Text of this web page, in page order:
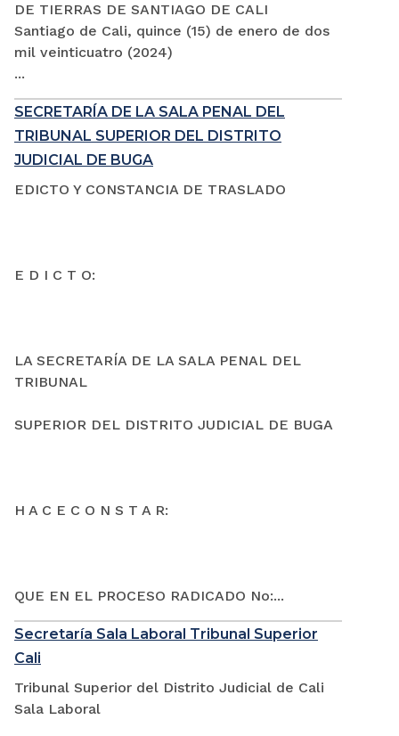
DE TIERRAS DE SANTIAGO DE CALI
Santiago de Cali, quince (15) de enero de dos
mil veinticuatro (2024)
...
SECRETARÍA DE LA SALA PENAL DEL
TRIBUNAL SUPERIOR DEL DISTRITO
JUDICIAL DE BUGA
EDICTO Y CONSTANCIA DE TRASLADO
E D I C T O:
LA SECRETARÍA DE LA SALA PENAL DEL
TRIBUNAL
SUPERIOR DEL DISTRITO JUDICIAL DE BUGA
H A C E C O N S T A R:
QUE EN EL PROCESO RADICADO No:...
Secretaría Sala Laboral Tribunal Superior
Cali
Tribunal Superior del Distrito Judicial de Cali
Sala Laboral